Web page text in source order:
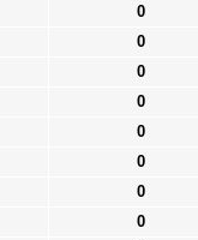
0
0
0
0
0
0
0
0